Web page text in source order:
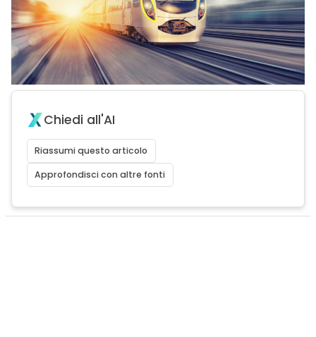
Chiedi all'AI
Riassumi questo articolo
Approfondisci con altre fonti